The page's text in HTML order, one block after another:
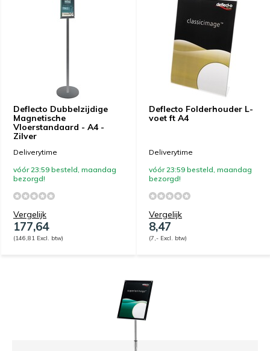
Deflecto Dubbelzijdige
Magnetische
Vloerstandaard - A4 -
Zilver
Deliverytime
vóór 23:59 besteld, maandag
bezorgd!
Vergelijk
177,64
(146,81 Excl. btw)
Deflecto Folderhouder L-
voet ft A4
Deliverytime
vóór 23:59 besteld, maandag
bezorgd!
Vergelijk
8,47
(7,- Excl. btw)